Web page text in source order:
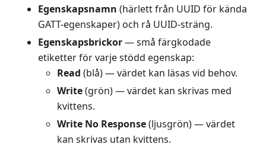
Egenskapsnamn (härlett från UUID för kända
GATT-egenskaper) och rå UUID-sträng.
Egenskapsbrickor— små färgkodade
etiketter för varje stödd egenskap:
Read (blå) — värdet kan läsas vid behov.
Write(grön) — värdet kan skrivas med
kvittens.
Write No Response(ljusgrön) — värdet
kan skrivas utan kvittens.